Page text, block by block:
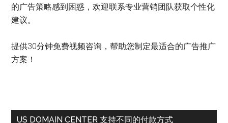
的广告策略感到困惑，欢迎联系专业营销团队获取个性化
建议。
提供30分钟免费视频咨询，帮助您制定最适合的广告推广
方案！
US DOMAIN CENTER 支持不同的付款方式